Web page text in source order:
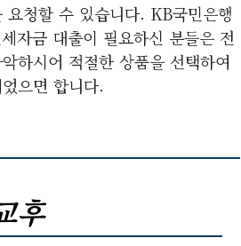
청할 수 있습니다. KB국민은행
자금 대출이 필요하신 분들은 전
하시어 적절한 상품을 선택하여
으면 합니다.
후